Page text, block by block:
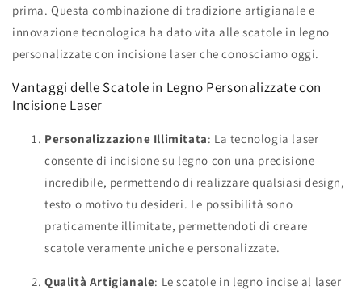
prima. Questa combinazione di tradizione artigianale e
innovazione tecnologica ha dato vita alle scatole in legno
personalizzate con incisione laser che conosciamo oggi.
Vantaggi delle Scatole in Legno Personalizzate con
Incisione Laser
Personalizzazione Illimitata: La tecnologia laser
consente di incisione su legno con una precisione
incredibile, permettendo di realizzare qualsiasi design,
testo o motivo tu desideri. Le possibilità sono
praticamente illimitate, permettendoti di creare
scatole veramente uniche e personalizzate.
Qualità Artigianale: Le scatole in legno incise al laser